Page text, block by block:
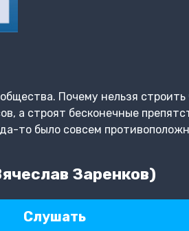
Почему нельзя
а строят бесконечные
то было совсем
Заренков)
Слушать